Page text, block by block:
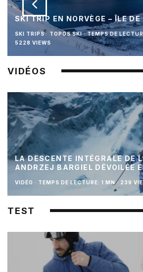
SKI TRIP EN NORVÈGE – ÎLE
SKI TRIPS TOPOS SKI · TEMPS DE
5228 VIEWS
VIDÉOS
LA DESCENTE INTÉGRALE DE
ANDRZEJ BARGIEL DÉVOILÉE
VIDÉO · TEMPS DE LECTURE: 1 MN · 239
TEST